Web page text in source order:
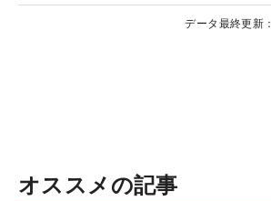
データ最終更新：
オススメの記事